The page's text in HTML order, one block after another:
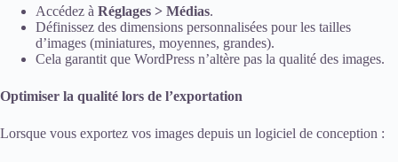
Accédez à Réglages > Médias.
Définissez des dimensions personnalisées pour les tailles
d’images (miniatures, moyennes, grandes).
Cela garantit que WordPress n’altère pas la qualité des images.
Optimiser la qualité lors de l’exportation
Lorsque vous exportez vos images depuis un logiciel de conception :